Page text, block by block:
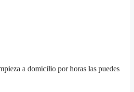
a domicilio por horas las puedes